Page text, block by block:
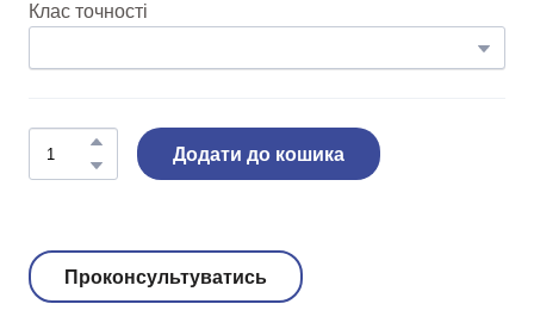
Клас точності
Додати до кошика
Проконсультуватись